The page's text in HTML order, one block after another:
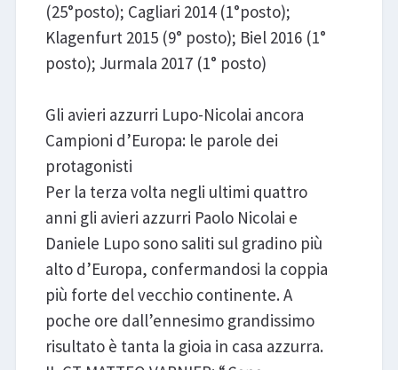
(25°posto); Cagliari 2014 (1°posto);
Klagenfurt 2015 (9° posto); Biel 2016 (1°
posto); Jurmala 2017 (1° posto)
Gli avieri azzurri Lupo-Nicolai ancora
Campioni d’Europa: le parole dei
protagonisti
Per la terza volta negli ultimi quattro
anni gli avieri azzurri Paolo Nicolai e
Daniele Lupo sono saliti sul gradino più
alto d’Europa, confermandosi la coppia
più forte del vecchio continente. A
poche ore dall’ennesimo grandissimo
risultato è tanta la gioia in casa azzurra.